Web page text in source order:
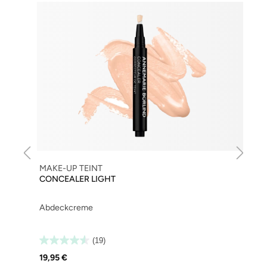
MAKE-UP TEINT
CONCEALER LIGHT
Abdeckcreme
(19)
19,95 €